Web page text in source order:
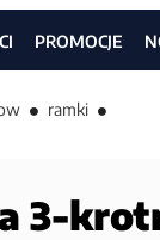
PROMOCJE
ramki
3-